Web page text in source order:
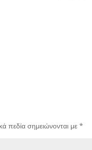
πεδία σημειώνονται με *